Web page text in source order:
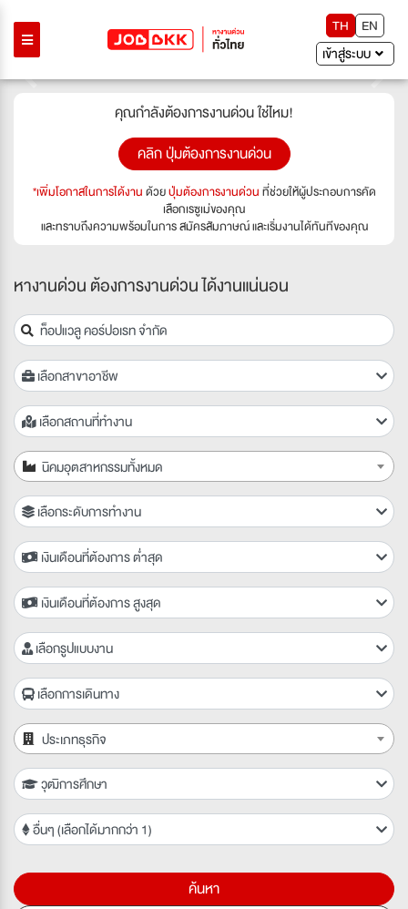
TH
EN
เข้าสู่ระบบ
Previous
Next
คุณกำลังต้องการงานด่วน ใช่ไหม!
คลิก ปุ่มต้องการงานด่วน
*เพิ่มโอกาสในการได้งานด้วยปุ่มต้องการงานด่วนที่ช่วยให้ผู้ประกอบการคัด
เลือกเรซูเม่ของคุณ
และทราบถึงความพร้อมในการ สมัครสัมภาษณ์ และเริ่มงานได้ทันทีของคุณ
หางานด่วน ต้องการงานด่วน ได้งานแน่นอน
เลือกสาขาอาชีพ
เลือกสถานที่ทำงาน
นิคมอุตสาหกรรมทั้งหมด
เลือกระดับการทำงาน
เงินเดือนที่ต้องการ ต่ำสุด
เงินเดือนที่ต้องการ สูงสุด
เลือกรูปแบบงาน
เลือกการเดินทาง
ประเภทธุรกิจ
วุฒิการศึกษา
อื่นๆ (เลือกได้มากกว่า 1)
ค้นหา